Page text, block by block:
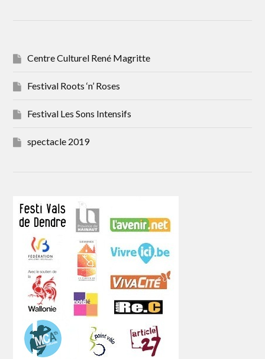
Centre Culturel René Magritte
Festival Roots ‘n’ Roses
Festival Les Sons Intensifs
spectacle 2019